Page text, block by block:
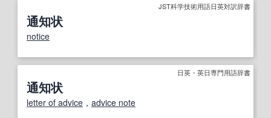
JST科学技術用語日英対訳辞書
通知状
notice
日英・英日専門用語辞書
通知状
letter of advice ， advice note